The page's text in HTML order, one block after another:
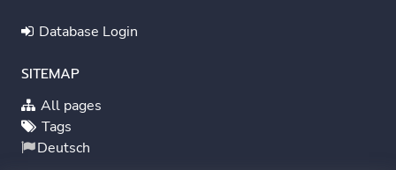
Database Login
SITEMAP
All pages
Tags
Deutsch